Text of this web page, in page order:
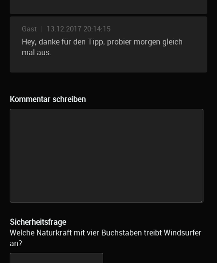
Gast 13.12.2017 20:14:15
Hey, danke für den Tipp, probier morgen gleich
mal aus.
Kommentar schreiben
Sicherheitsfrage
Welche Naturkraft mit vier Buchstaben treibt Windsurfer
an?